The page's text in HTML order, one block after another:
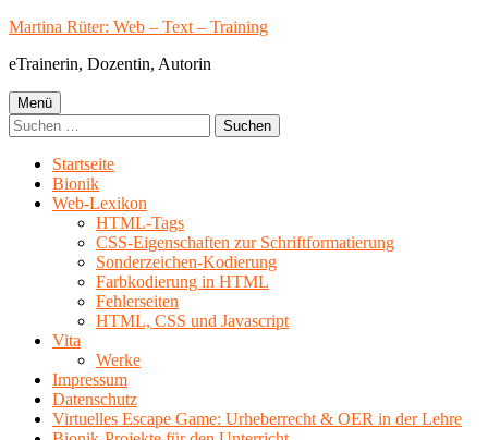
Springe
Inhalt
Martina Rüter: Web – Text – Training
eTrainerin, Dozentin, Autorin
Primäres
Menü
Menü
Suchen
nach:
Startseite
Bionik
Web-Lexikon
HTML-Tags
CSS-Eigenschaften zur Schriftformatierung
Sonderzeichen-Kodierung
Farbkodierung in HTML
Fehlerseiten
HTML, CSS und Javascript
Vita
Werke
Impressum
Datenschutz
Virtuelles Escape Game: Urheberrecht & OER in der Lehre